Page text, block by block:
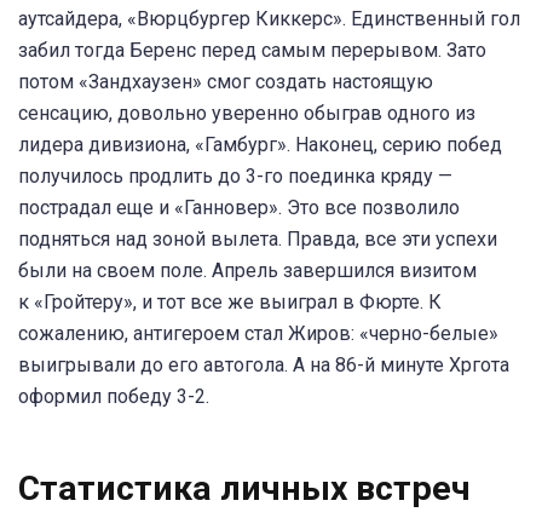
аутсайдера, «Вюрцбургер Киккерс». Единственный гол
забил тогда Беренс перед самым перерывом. Зато
потом «Зандхаузен» смог создать настоящую
сенсацию, довольно уверенно обыграв одного из
лидера дивизиона, «Гамбург». Наконец, серию побед
получилось продлить до 3-го поединка кряду —
пострадал еще и «Ганновер». Это все позволило
подняться над зоной вылета. Правда, все эти успехи
были на своем поле. Апрель завершился визитом
к «Гройтеру», и тот все же выиграл в Фюрте. К
сожалению, антигероем стал Жиров: «черно-белые»
выигрывали до его автогола. А на 86-й минуте Хргота
оформил победу 3-2.
Статистика личных встреч